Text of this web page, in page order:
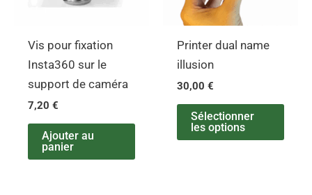
Vis pour fixation
Insta360 sur le
support de caméra
7,20€
Ajouter au
panier
Printer dual name
illusion
30,00€
Sélectionner
les options